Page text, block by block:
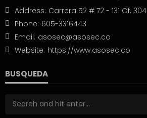
Address: Carrera 52 # 72 - 131 Of. 304
Phone: 605-3316443
Email: asosec@asosec.co
Website: https://www.asosec.co
BUSQUEDA